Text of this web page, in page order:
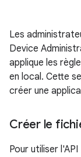
Les
Device
applique les
en local. Cette
créer une
Créer le
Pour utiliser